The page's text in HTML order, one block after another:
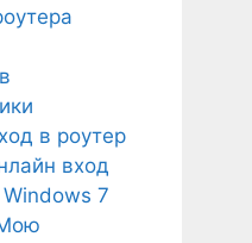
в роутер
вход
7